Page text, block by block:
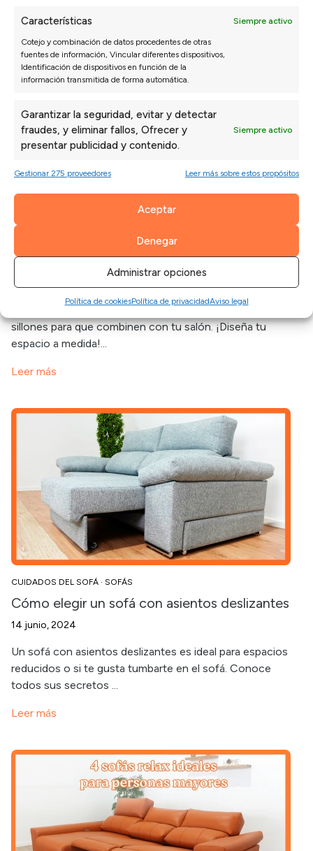
Características Siempre activo
Cotejo y combinación de datos procedentes de otras
fuentes de información, Vincular diferentes dispositivos,
Identificación de dispositivos en función de la
información transmitida de forma automática.
Garantizar la seguridad, evitar y detectar
fraudes, y eliminar fallos, Ofrecer y
presentar publicidad y contenido.
Siempre activo
Gestionar 275 proveedores Leer más sobre estos propósitos
Aceptar
Denegar
Administrar opciones
Política de cookiesPolítica de privacidadAviso legal
SILLONES ·SOFÁS
Cómo combinar sofás y sillones en tu salón
21 junio, 2024
Distribuye bien el espacio y elige bien el estilo de sofás y
sillones para que combinen con tu salón. ¡Diseña tu
espacio a medida!...
Leer más
CUIDADOS DEL SOFÁ · SOFÁS
Cómo elegir un sofá con asientos deslizantes
14 junio, 2024
Un sofá con asientos deslizantes es ideal para espacios
reducidos o si te gusta tumbarte en el sofá. Conoce
todos sus secretos ...
Leer más